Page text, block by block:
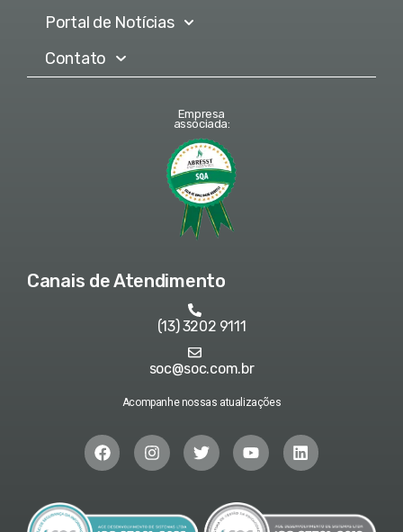
Portal de Notícias
Contato
Empresa
associada:
Canais de Atendimento
(13) 3202 9111
soc@soc.com.br
Acompanhe nossas atualizações